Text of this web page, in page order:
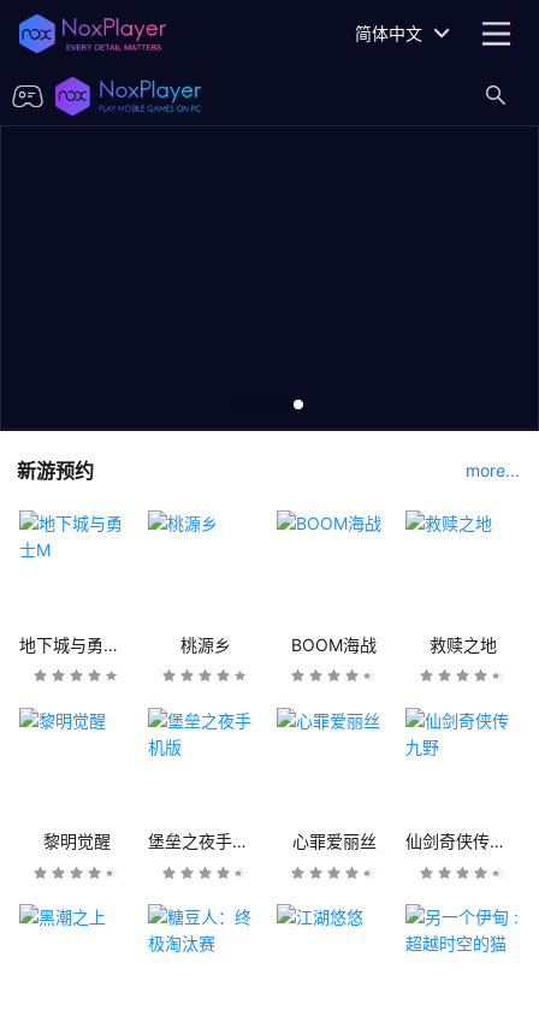
简体中文
新游预约 more...
地下城与勇士M 桃源乡 BOOM海战 救赎之地
黎明觉醒 堡垒之夜手机版 心罪爱丽丝 仙剑奇侠传九野